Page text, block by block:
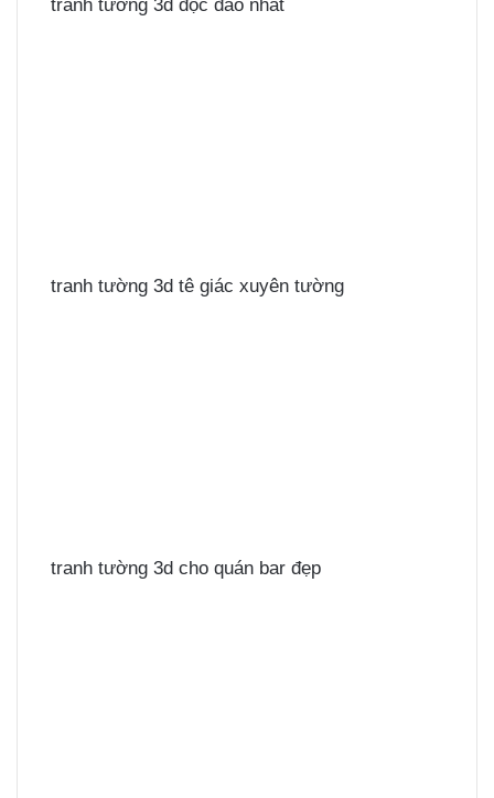
tranh tường 3d độc đáo nhất
tranh tường 3d tê giác xuyên tường
tranh tường 3d cho quán bar đẹp